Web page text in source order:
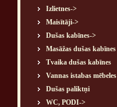
Izlietnes->
Maisītāji->
Dušas kabīnes->
Masāžas dušas kabīnes
Tvaika dušas kabīnes
Vannas istabas mēbeles
Dušas paliktņi
WC, PODI->